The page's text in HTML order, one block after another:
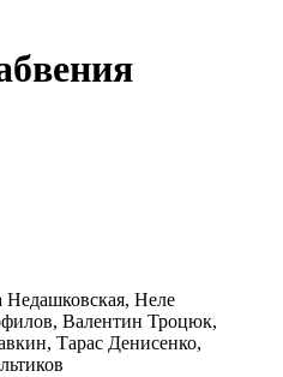
Недашковская, Неле
Валентин Троцюк,
Тарас Денисенко,